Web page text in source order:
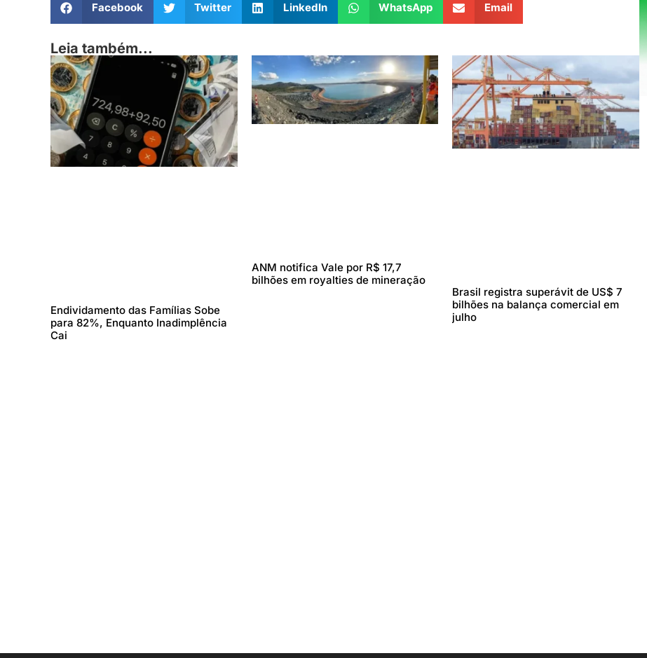
Facebook Twitter LinkedIn WhatsApp Email
Leia também...
Endividamento das Famílias Sobe
para 82%, Enquanto Inadimplência
Cai
ANM notifica Vale por R$ 17,7
bilhões em royalties de mineração
Brasil registra superávit de US$ 7
bilhões na balança comercial em
julho